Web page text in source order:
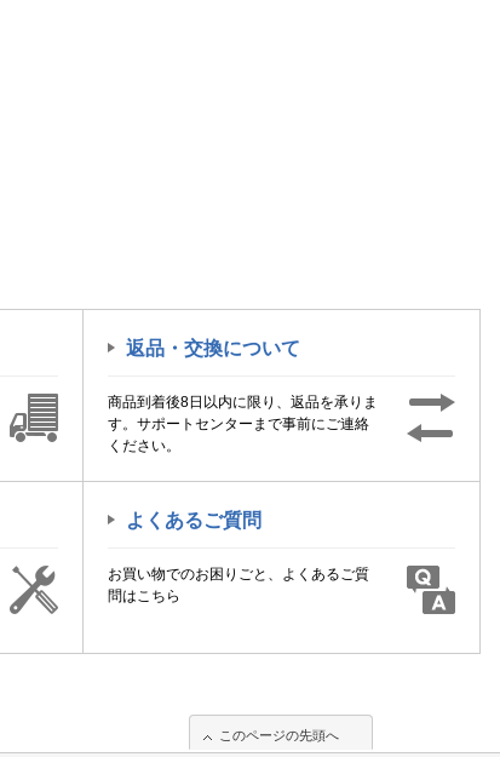
返品・交換について
商品到着後8日以内に限り、返品を承りま
す。サポートセンターまで事前にご連絡
ください。
よくあるご質問
お買い物でのお困りごと、よくあるご質
問はこちら
このページの先頭へ